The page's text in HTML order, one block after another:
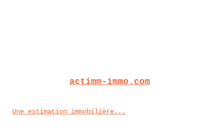
actimm-immo.com
Une estimation immobilière...